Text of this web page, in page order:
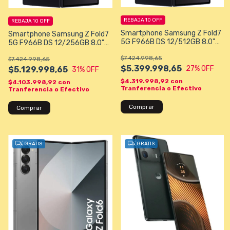
Smartphone Samsung Z Fold7
5G F966B DS 12/256GB 8.0"
Black
$5.129.998,65
$7.424.998,65
31% OFF
REBAJA 10 OFF
$4.103.998,92 con
Tranferencia o Efectivo
Smartphone Samsung Z Fold7
5G F966B DS 12/512GB 8.0"
Black
$5.399.998,65
$7.424.998,65
27% OFF
REBAJA 10 OFF
$4.319.998,92 con
Tranferencia o Efectivo
GRATIS GRATIS